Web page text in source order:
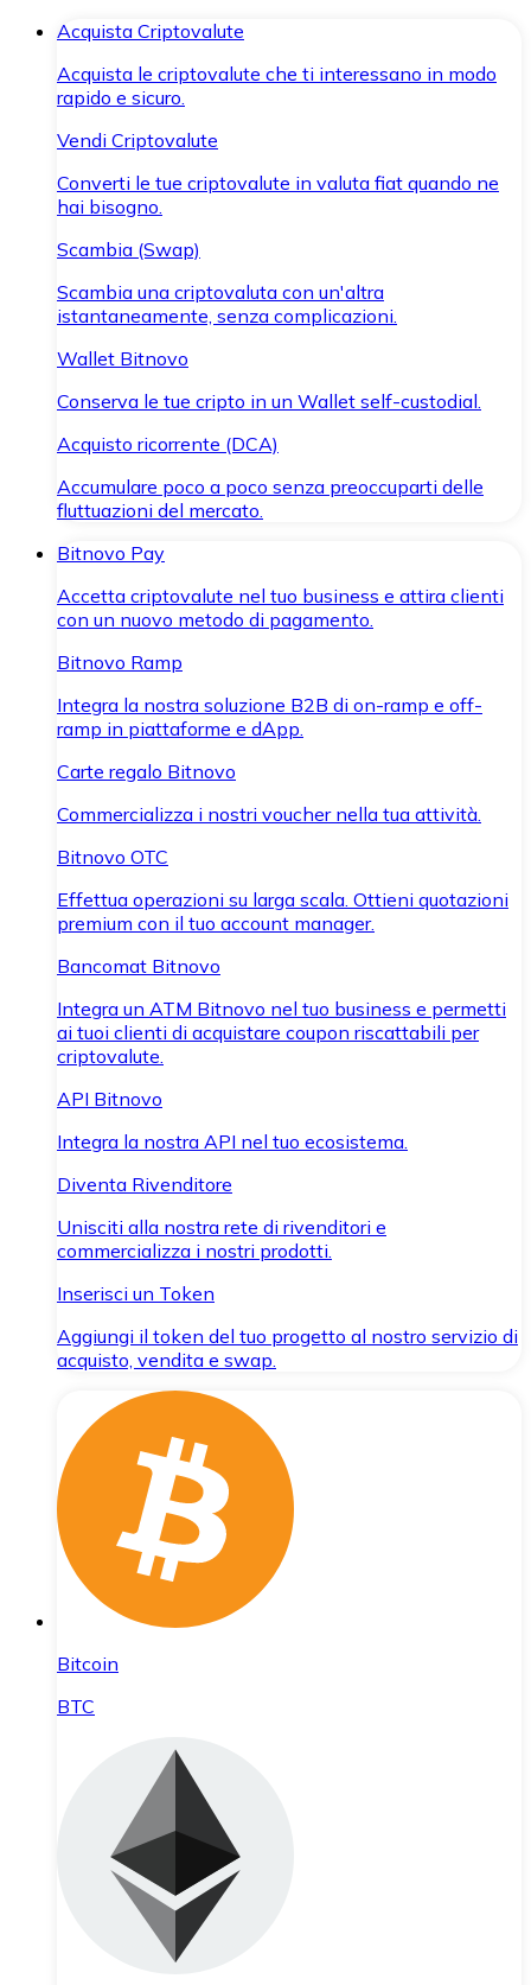
Acquista Criptovalute
Acquista le criptovalute che ti interessano in modo
rapido e sicuro.
Vendi Criptovalute
Converti le tue criptovalute in valuta fiat quando ne
hai bisogno.
Scambia (Swap)
Scambia una criptovaluta con un'altra
istantaneamente, senza complicazioni.
Wallet Bitnovo
Conserva le tue cripto in un Wallet self-custodial.
Acquisto ricorrente (DCA)
Accumulare poco a poco senza preoccuparti delle
fluttuazioni del mercato.
Bitnovo Pay
Accetta criptovalute nel tuo business e attira clienti
con un nuovo metodo di pagamento.
Bitnovo Ramp
Integra la nostra soluzione B2B di on-ramp e off-
ramp in piattaforme e dApp.
Carte regalo Bitnovo
Commercializza i nostri voucher nella tua attività.
Bitnovo OTC
Effettua operazioni su larga scala. Ottieni quotazioni
premium con il tuo account manager.
Bancomat Bitnovo
Integra un ATM Bitnovo nel tuo business e permetti
ai tuoi clienti di acquistare coupon riscattabili per
criptovalute.
API Bitnovo
Integra la nostra API nel tuo ecosistema.
Diventa Rivenditore
Unisciti alla nostra rete di rivenditori e
commercializza i nostri prodotti.
Inserisci un Token
Aggiungi il token del tuo progetto al nostro servizio di
acquisto, vendita e swap.
Bitcoin
BTC